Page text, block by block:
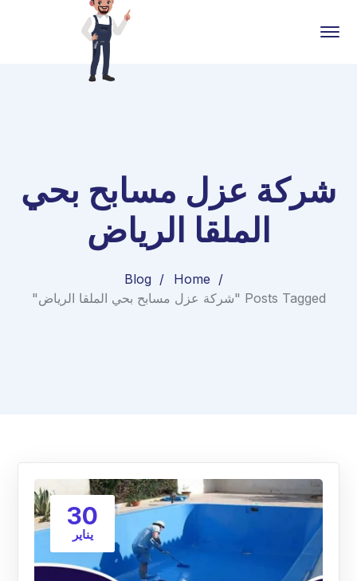
شركة عزل مسابح بحي
الملقا الرياض
Home
Blog
Posts Tagged "شركة عزل مسابح بحي الملقا الرياض"
30
يناير